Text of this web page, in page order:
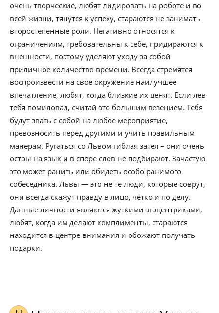
очень творческие, любят лидировать на роботе и во
всей жизни, тянутся к успеху, стараются не занимать
второстепенные роли. Негативно относятся к
ограничениям, требовательны к себе, придираются к
внешности, поэтому уделяют уходу за собой
приличное количество времени. Всегда стремятся
воспроизвести на свое окружение наилучшее
впечатление, любят, когда близкие их ценят. Если лев
тебя помиловал, считай это большим везением. Тебя
будут звать с собой на любое мероприятие,
превозносить перед другими и учить правильным
манерам. Ругаться со Львом гиблая затея – они очень
остры на язык и в споре слов не подбирают. Зачастую
это может ранить или обидеть особо ранимого
собеседника. Львы — это не те люди, которые соврут,
они всегда скажут правду в лицо, чётко и по делу.
Данные личности являются жуткими эгоцентриками,
любят, когда им делают комплименты, стараются
находится в центре внимания и обожают получать
подарки.